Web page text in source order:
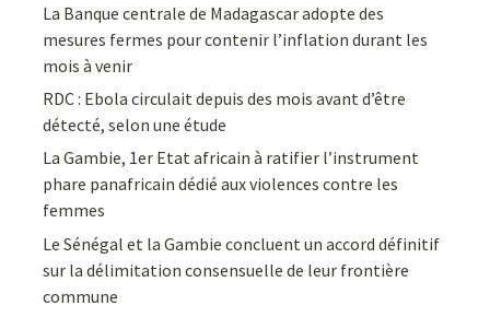
La Banque centrale de Madagascar adopte des
mesures fermes pour contenir l’inflation durant les
mois à venir
RDC : Ebola circulait depuis des mois avant d’être
détecté, selon une étude
La Gambie, 1er Etat africain à ratifier l’instrument
phare panafricain dédié aux violences contre les
femmes
Le Sénégal et la Gambie concluent un accord définitif
sur la délimitation consensuelle de leur frontière
commune